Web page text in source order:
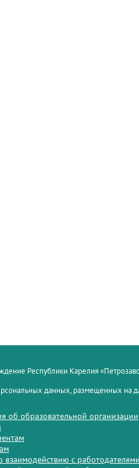
Республики Карелия
данных, размещенных на
об образовательной организации
взаимодействию с работодателями